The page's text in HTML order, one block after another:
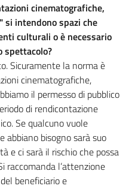
cinematografiche,
intendono spazi che
culturali o è necessario
spettacolo?
Sicuramente la norma è
cinematografiche,
il permesso di pubblico
di rendicontazione
Se qualcuno vuole
bisogno sarà suo
e ci sarà il rischio che possa
raccomanda l’attenzione
beneficiario e